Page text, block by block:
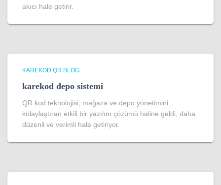
akıcı hale getirir.
KAREKOD QR BLOG
karekod depo sistemi
QR kod teknolojisi, mağaza ve depo yönetimini
kolaylaştıran etkili bir yazılım çözümü haline geldi, daha
düzenli ve verimli hale getiriyor.